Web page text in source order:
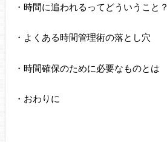
・時間に追われるってどういうこと？
・よくある時間管理術の落とし穴
・時間確保のために必要なものとは
・おわりに